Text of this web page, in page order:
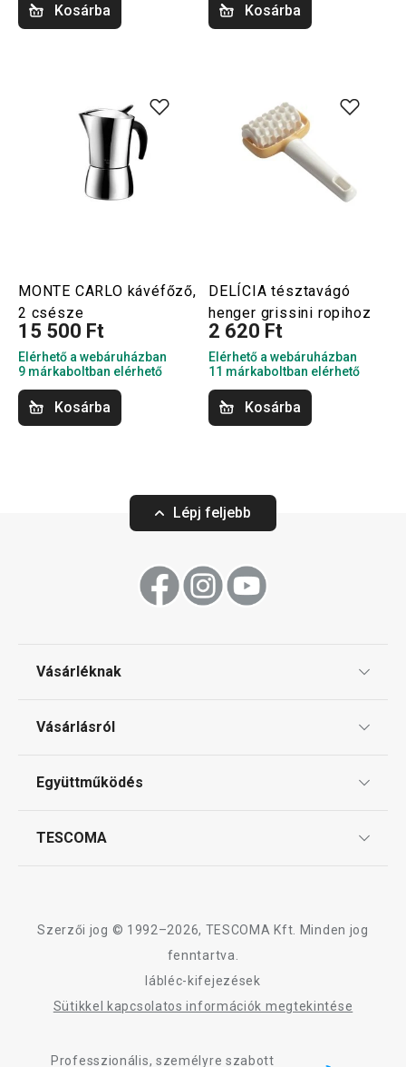
Kosárba Kosárba
MONTE CARLO kávéfőző,
2 csésze
15 500 Ft
Elérhető a webáruházban
9 márkaboltban elérhető
Kosárba
DELÍCIA tésztavágó
henger grissini ropihoz
2 620 Ft
Elérhető a webáruházban
11 márkaboltban elérhető
Kosárba
Lépj feljebb
Vásárléknak
Gyakori kérdések
Vásárlásról
Reklamáció és termékvisszaküldés
Együttműködés
TESCOMA
Adatkezelési Tájékoztató
Szerzői jog © 1992–2026, TESCOMA Kft. Minden jog
fenntartva.
lábléc-kifejezések
Sütikkel kapcsolatos információk megtekintése
Professzionális, személyre szabott